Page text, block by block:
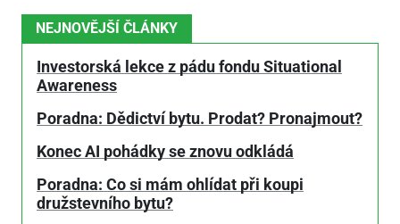
NEJNOVĚJŠÍ ČLÁNKY
Investorská lekce z pádu fondu Situational
Awareness
Poradna: Dědictví bytu. Prodat? Pronajmout?
Konec AI pohádky se znovu odkládá
Poradna: Co si mám ohlídat při koupi
družstevního bytu?